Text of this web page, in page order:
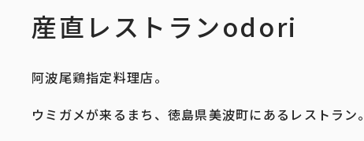
産直レストランodori
阿波尾鶏指定料理店。
ウミガメが来るまち、徳島県美波町にあるレストラン。